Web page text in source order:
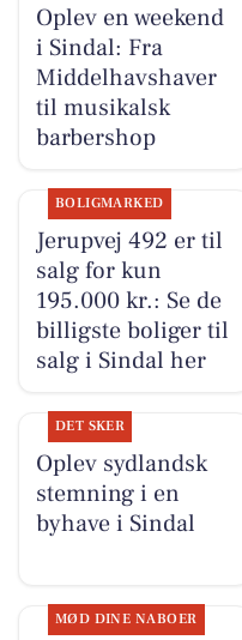
Oplev en weekend
i Sindal: Fra
Middelhavshaver
til musikalsk
barbershop
BOLIGMARKED
Jerupvej 492 er til
salg for kun
195.000 kr.: Se de
billigste boliger til
salg i Sindal her
DET SKER
Oplev sydlandsk
stemning i en
byhave i Sindal
MØD DINE NABOER